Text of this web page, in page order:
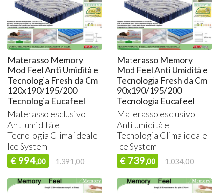
Materasso Memory
Mod Feel Anti Umidità e
Tecnologia Fresh da Cm
120x190/195/200
Tecnologia Eucafeel
Materasso esclusivo
Anti umidità e
Tecnologia Clima ideale
Ice System
€ 994,00 1.391,00
Materasso Memory
Mod Feel Anti Umidità e
Tecnologia Fresh da Cm
90x190/195/200
Tecnologia Eucafeel
Materasso esclusivo
Anti umidità e
Tecnologia Clima ideale
Ice System
€ 739,00 1.034,00